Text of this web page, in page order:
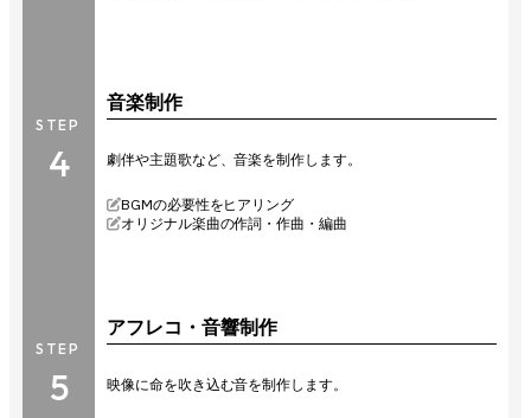
STEP
4
音楽制作
劇伴や主題歌など、音楽を制作します。
BGMの必要性をヒアリング
オリジナル楽曲の作詞・作曲・編曲
STEP
5
アフレコ・音響制作
映像に命を吹き込む音を制作します。